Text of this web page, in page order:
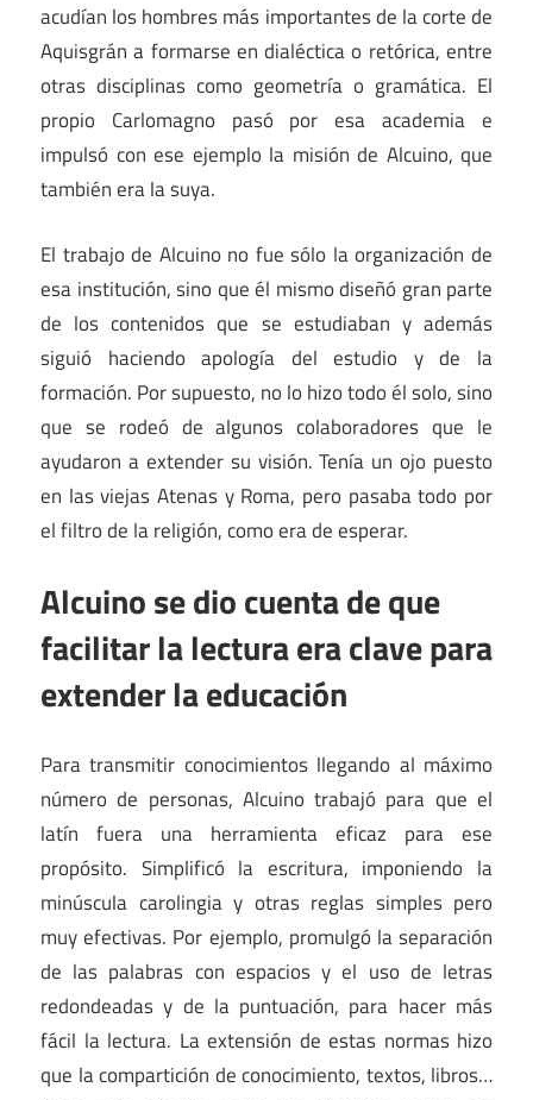
acudían los hombres más importantes de la corte de
Aquisgrán a formarse en dialéctica o retórica, entre
otras disciplinas como geometría o gramática. El
propio Carlomagno pasó por esa academia e
impulsó con ese ejemplo la misión de Alcuino, que
también era la suya.
El trabajo de Alcuino no fue sólo la organización de
esa institución, sino que él mismo diseñó gran parte
de los contenidos que se estudiaban y además
siguió haciendo apología del estudio y de la
formación. Por supuesto, no lo hizo todo él solo, sino
que se rodeó de algunos colaboradores que le
ayudaron a extender su visión. Tenía un ojo puesto
en las viejas Atenas y Roma, pero pasaba todo por
el filtro de la religión, como era de esperar.
Alcuino se dio cuenta de que
facilitar la lectura era clave para
extender la educación
Para transmitir conocimientos llegando al máximo
número de personas, Alcuino trabajó para que el
latín fuera una herramienta eficaz para ese
propósito. Simplificó la escritura, imponiendo la
minúscula carolingia y otras reglas simples pero
muy efectivas. Por ejemplo, promulgó la separación
de las palabras con espacios y el uso de letras
redondeadas y de la puntuación, para hacer más
fácil la lectura. La extensión de estas normas hizo
que la compartición de conocimiento, textos, libros…